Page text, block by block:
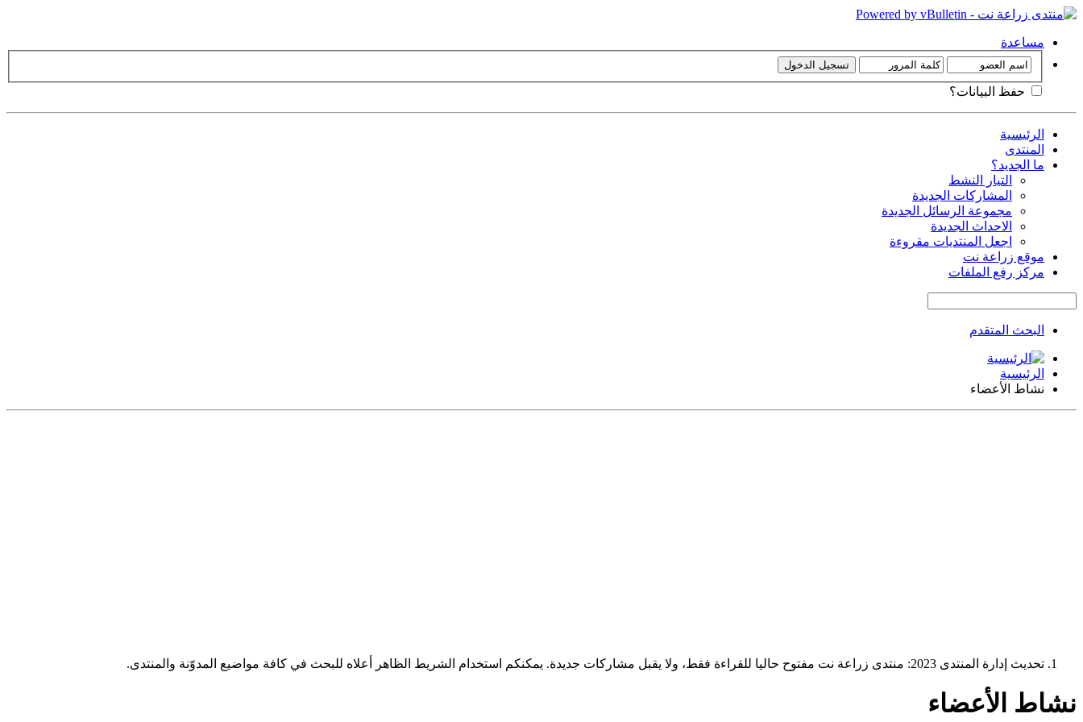
مساعدة
حفظ البيانات؟
الرئيسية
المنتدى
ما الجديد؟
التيار النشط
المشاركات الجديدة
مجموعة الرسائل الجديدة
الاحداث الجديدة
اجعل المنتديات مقروءة
موقع زراعة نت
مركز رفع الملفات
البحث المتقدم
الرئيسية
نشاط الأعضاء
تحديث إدارة المنتدى 2023: منتدى زراعة نت مفتوح حاليا للقراءة فقط، ولا يقبل مشاركات جديدة. يمكنكم استخدام الشريط الظاهر أعلاه للبحث في كافة مواضيع المدوّنة والمنتدى.
نشاط الأعضاء